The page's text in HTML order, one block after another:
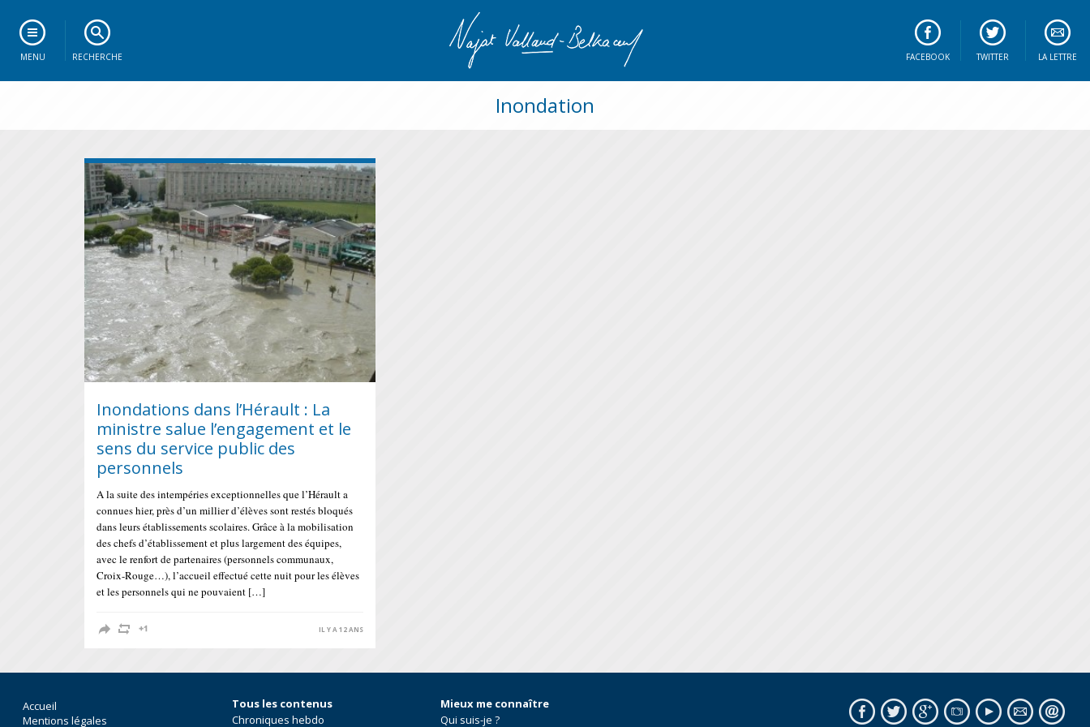
MENU RECHERCHE LA LETTRE
TWITTER
FACEBOOK
Inondation
Inondations dans l’Hérault : La
ministre salue l’engagement et le
sens du service public des
personnels
A la suite des intempéries exceptionnelles que l’Hérault a
connues hier, près d’un millier d’élèves sont restés bloqués
dans leurs établissements scolaires. Grâce à la mobilisation
des chefs d’établissement et plus largement des équipes,
avec le renfort de partenaires (personnels communaux,
Croix-Rouge…), l’accueil effectué cette nuit pour les élèves
et les personnels qui ne pouvaient […]
IL Y A 12 ANS
Accueil
Mentions légales
Tous les contenus
Chroniques hebdo
Mieux me connaître
Qui suis-je ?